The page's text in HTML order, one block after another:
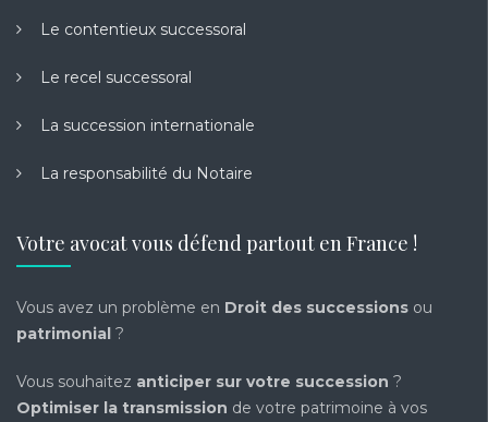
Le contentieux successoral
Le recel successoral
La succession internationale
La responsabilité du Notaire
Votre avocat vous défend partout en France !
Vous avez un problème en Droit des successions ou
patrimonial ?
Vous souhaitez anticiper sur votre succession ?
Optimiser la transmission de votre patrimoine à vos